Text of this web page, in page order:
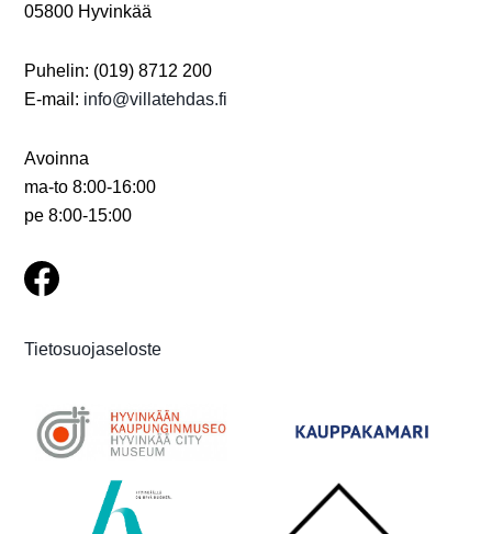
05800 Hyvinkää
Puhelin: (019) 8712 200
E-mail: info@villatehdas.fi
Avoinna
ma-to 8:00-16:00
pe 8:00-15:00
Tietosuojaseloste